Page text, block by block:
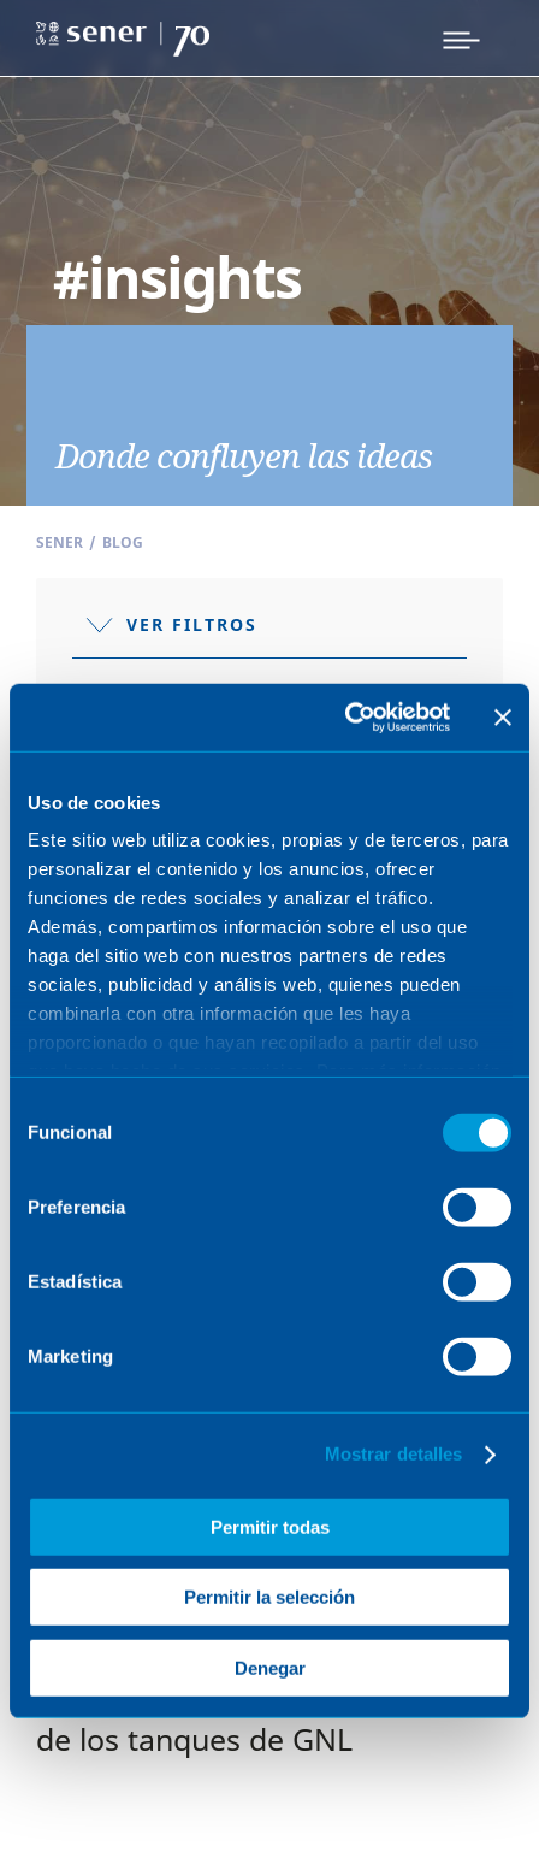
Uso de cookies
Este sitio web utiliza cookies, propias y de terceros, para
personalizar el contenido y los anuncios, ofrecer
funciones de redes sociales y analizar el tráfico.
Además, compartimos información sobre el uso que
haga del sitio web con nuestros partners de redes
sociales, publicidad y análisis web, quienes pueden
combinarla con otra información que les haya
proporcionado o que hayan recopilado a partir del uso
Funcional
Preferencia
Estadística
Marketing
Mostrar detalles
Permitir todas
Permitir la selección
Denegar
#insights
Donde confluyen las ideas
SENER / BLOG
VER FILTROS
POSTS
ENERGÍA
4 de abril de 2023
Cómo lograr evaluar con
precisión el aislamiento térmico
de los tanques de GNL